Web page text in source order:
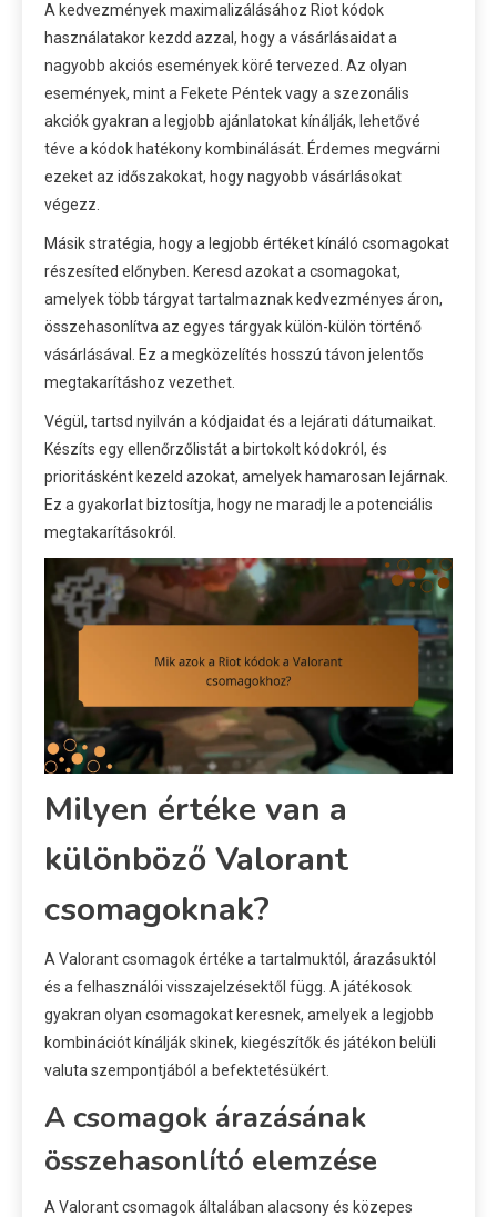
A kedvezmények maximalizálásához Riot kódok
használatakor kezdd azzal, hogy a vásárlásaidat a
nagyobb akciós események köré tervezed. Az olyan
események, mint a Fekete Péntek vagy a szezonális
akciók gyakran a legjobb ajánlatokat kínálják, lehetővé
téve a kódok hatékony kombinálását. Érdemes megvárni
ezeket az időszakokat, hogy nagyobb vásárlásokat
végezz.
Másik stratégia, hogy a legjobb értéket kínáló csomagokat
részesíted előnyben. Keresd azokat a csomagokat,
amelyek több tárgyat tartalmaznak kedvezményes áron,
összehasonlítva az egyes tárgyak külön-külön történő
vásárlásával. Ez a megközelítés hosszú távon jelentős
megtakarításhoz vezethet.
Végül, tartsd nyilván a kódjaidat és a lejárati dátumaikat.
Készíts egy ellenőrzőlistát a birtokolt kódokról, és
prioritásként kezeld azokat, amelyek hamarosan lejárnak.
Ez a gyakorlat biztosítja, hogy ne maradj le a potenciális
megtakarításokról.
Milyen értéke van a
különböző Valorant
csomagoknak?
A Valorant csomagok értéke a tartalmuktól, árazásuktól
és a felhasználói visszajelzésektől függ. A játékosok
gyakran olyan csomagokat keresnek, amelyek a legjobb
kombinációt kínálják skinek, kiegészítők és játékon belüli
valuta szempontjából a befektetésükért.
A csomagok árazásának
összehasonlító elemzése
A Valorant csomagok általában alacsony és közepes